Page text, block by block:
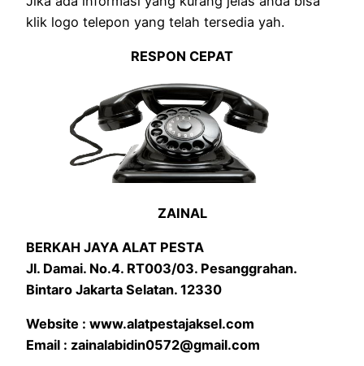
klik logo telepon yang telah tersedia yah.
RESPON CEPAT
ZAINAL
BERKAH JAYA ALAT PESTA
Jl. Damai. No.4. RT003/03. Pesanggrahan.
Bintaro Jakarta Selatan. 12330
Website : www.alatpestajaksel.com
Email : zainalabidin0572@gmail.com